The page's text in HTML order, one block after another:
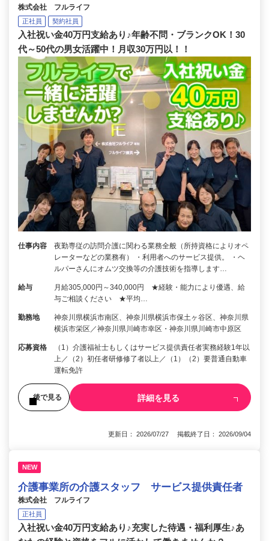
株式会社 フルライフ
正社員 契約社員
入社祝い金40万円支給あり♪年齢不問・ブランクOK！30
代～50代の男女活躍中！月収30万円以！！
仕事内容
夜勤専従の訪問介護に関わる業務全般（所持資格によりオペ
レーターなどの業務有） ・利用者へのサービス提供。 ・ヘ
ルパーさんにオムツ交換等の介護技術を指導します…
給与
月給305,000円～340,000円 ★経験・能力により優遇、給
与ご相談ください ★平均…
勤務地
神奈川県横浜市南区、神奈川県横浜市保土ヶ谷区、神奈川県
横浜市栄区／神奈川県川崎市幸区・神奈川県川崎市中原区
応募資格
（1）介護福祉士もしくはサービス提供責任者実務経験1年以
上／（2）初任者研修修了者以上／（1）（2）要普通自動車
運転免許
後で見る 詳細を見る
更新日： 2026/07/27 掲載終了日： 2026/09/04
NEW
介護事業所の介護スタッフ サービス提供責任者
株式会社 フルライフ
正社員
入社祝い金40万円支給あり♪充実した待遇・福利厚生♪あ